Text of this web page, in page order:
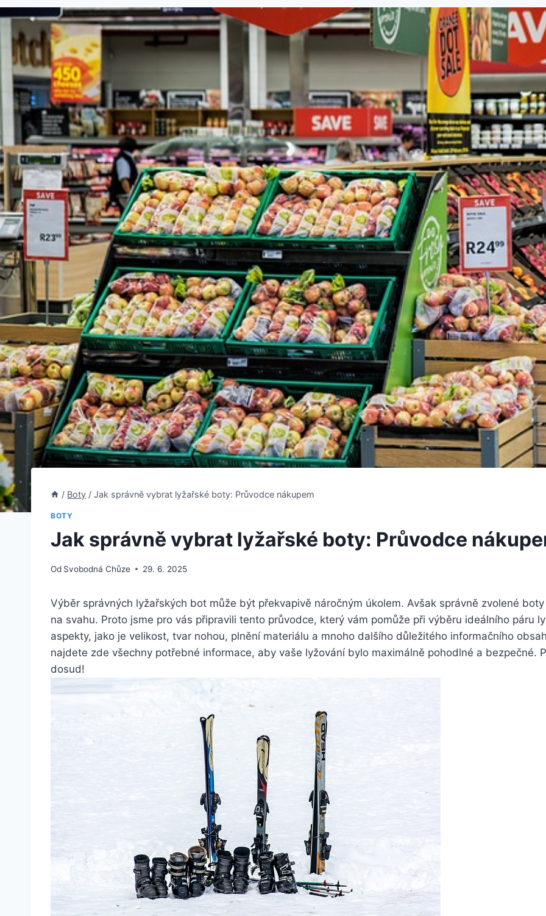
/ Boty / Jak správně vybrat lyžařské boty: Průvodce nákupem
BOTY
Jak správně vybrat lyžařské boty: Průvodce
Od Svobodná Chůze 29. 6. 2025
Výběr správných lyžařských bot může ​být překvapivě náročným úkolem. Avšak správně zvolené​
na svahu. Proto jsme pro vás připravili tento průvodce, který vám pomůže‍ při výběru ideálního páru
aspekty, jako je‍ velikost, ‍tvar nohou, plnění materiálu a mnoho dalšího důležitého informačního
najdete zde všechny potřebné informace, aby vaše lyžování bylo maximálně pohodlné a bezpečné.
dosud!